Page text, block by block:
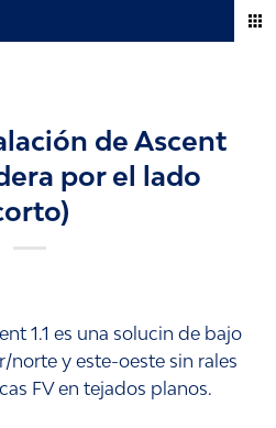
de Ascent
por el lado
1.1 es una solucin de bajo
norte y este-oeste sin rales
FV en tejados planos.